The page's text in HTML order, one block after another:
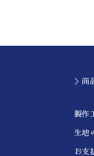
＞商
製作
生地
お支